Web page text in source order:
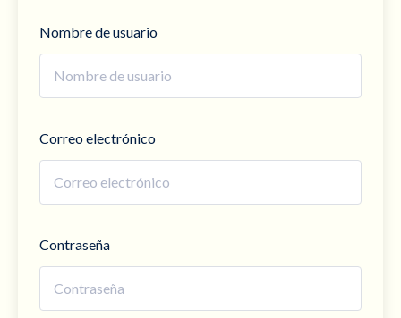
Nombre de usuario
Correo electrónico
Contraseña